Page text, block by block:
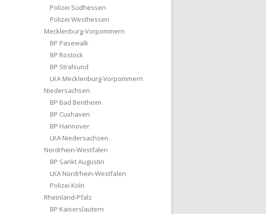
Polizei Südhessen
Polizei Westhessen
Mecklenburg-Vorpommern
BP Pasewalk
BP Rostock
BP Stralsund
LKA Mecklenburg-Vorpommern
Niedersachsen
BP Bad Bentheim
BP Cuxhaven
BP Hannover
LKA Niedersachsen
Nordrhein-Westfalen
BP Sankt Augustin
LKA Nordrhein-Westfalen
Polizei Köln
Rheinland-Pfalz
BP Kaiserslautern